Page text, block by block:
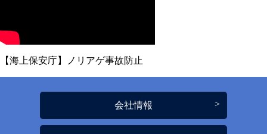
【海上保安庁】ノリアゲ事故防止
会社情報